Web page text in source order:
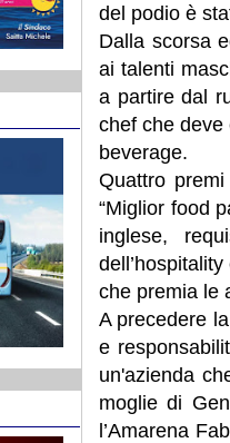
del podio è
Dalla scorsa
ai talenti
a partire dal
chef che deve
beverage.
Quattro
“Miglior food
inglese,
che premia le
A precedere
e
un'azienda
moglie di
l’Amarena